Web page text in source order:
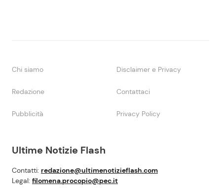
Ultime Notizie Flash
Contatti: redazione@ultimenotizieflash.com
Legal: filomena.procopio@pec.it
Chi siamo Disclaimer e Privacy
Redazione Contattaci
Pubblicità Privacy Policy